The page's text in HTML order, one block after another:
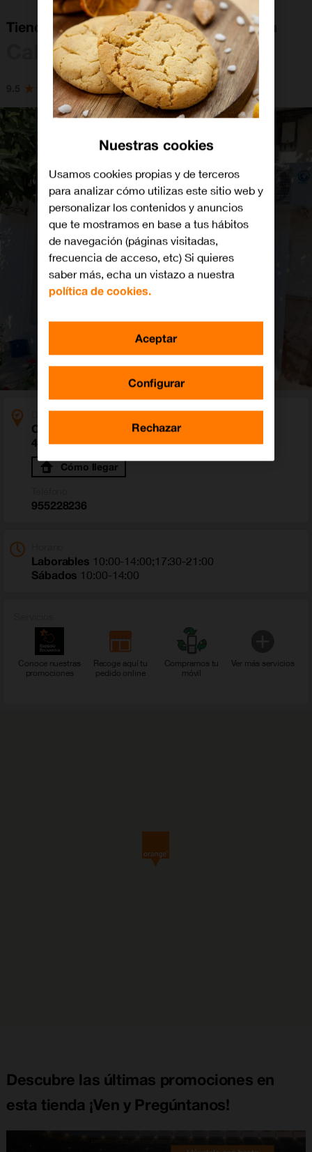
Tienda Orange Las Cabezas de San Juan
Cabezas de San Juan, Las
Dirección
Calle Juan Marin Vargas 4
41730 Cabezas de San Juan, Las (Sevilla)
Cómo llegar
955228236
Laborables 10:00-14:00;17:30-21:00
Sábados 10:00-14:00
Conoce nuestras
promociones
Recoge aquí tu
pedido online
Compramos tu
móvil
Ver más servicios
Descubre las últimas promociones en
esta tienda ¡Ven y Pregúntanos!
Nuestras cookies
Usamos cookies propias y de terceros
para analizar cómo utilizas este sitio web y
personalizar los contenidos y anuncios
que te mostramos en base a tus hábitos
de navegación (páginas visitadas,
frecuencia de acceso, etc) Si quieres
saber más, echa un vistazo a nuestra
política de cookies.
Configurar
Rechazar
Aceptar